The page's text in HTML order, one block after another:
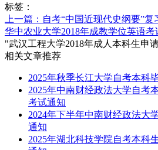
标签：
上一篇：自考“中国近现代史纲要”
华中农业大学2018年成教学位英语
"武汉工程大学2018年成人本科生申
相关文章推荐
2025年秋季长江大学自考本科
2025年中南财经政法大学自考
考试通知
2024年下半年中南财经政法大
通知
2025年湖北科技学院自考本科